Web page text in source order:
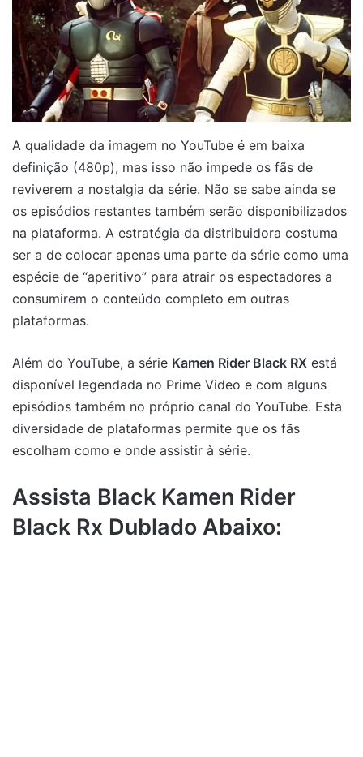
A qualidade da imagem no YouTube é em baixa
definição (480p), mas isso não impede os fãs de
reviverem a nostalgia da série. Não se sabe ainda se
os episódios restantes também serão disponibilizados
na plataforma. A estratégia da distribuidora costuma
ser a de colocar apenas uma parte da série como uma
espécie de “aperitivo” para atrair os espectadores a
consumirem o conteúdo completo em outras
plataformas.
Além do YouTube, a série Kamen Rider Black RX está
disponível legendada no Prime Video e com alguns
episódios também no próprio canal do YouTube. Esta
diversidade de plataformas permite que os fãs
escolham como e onde assistir à série.
Assista Black Kamen Rider
Black Rx Dublado Abaixo: